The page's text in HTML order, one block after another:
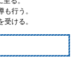
行う。
ける。